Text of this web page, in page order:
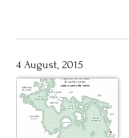
4 August, 2015